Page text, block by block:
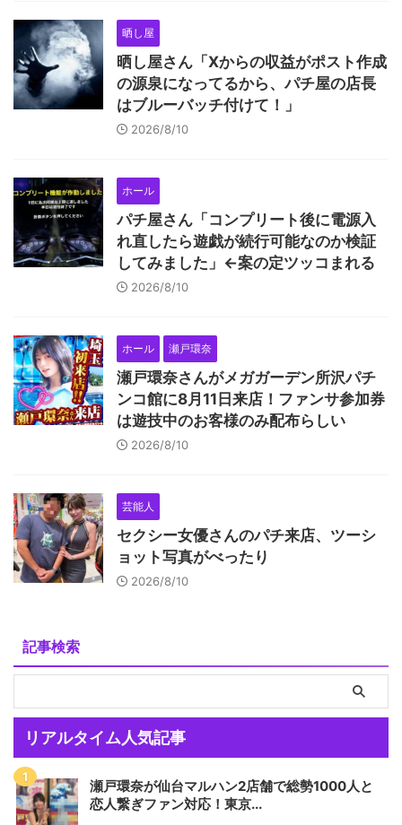
晒し屋
晒し屋さん「Xからの収益がポスト作成
の源泉になってるから、パチ屋の店長
はブルーバッチ付けて！」
2026/8/10
ホール
パチ屋さん「コンプリート後に電源入
れ直したら遊戯が続行可能なのか検証
してみました」←案の定ツッコまれる
2026/8/10
ホール 瀬戸環奈
瀬戸環奈さんがメガガーデン所沢パチ
ンコ館に8月11日来店！ファンサ参加券
は遊技中のお客様のみ配布らしい
2026/8/10
芸能人
セクシー女優さんのパチ来店、ツーシ
ョット写真がべったり
2026/8/10
記事検索
リアルタイム人気記事
瀬戸環奈が仙台マルハン2店舗で総勢1000人と
恋人繋ぎファン対応！東京...